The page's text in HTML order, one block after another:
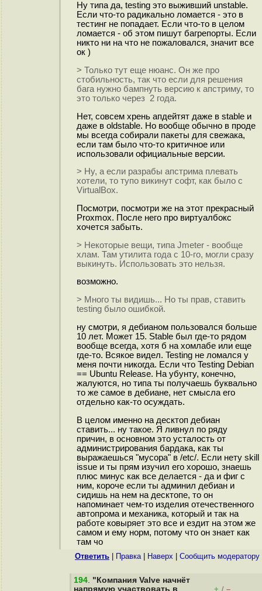
Ну типа да, testing это выживший unstable.
Если что-то радикально ломается - это в
тестинг не попадает. Если что-то в целом
ломается - об этом пишут багрепорты. Если
никто ни на что не пожаловался, значит все
ок )
> Только тут еще нюанс. Он же про
стобильность, так что если для решения
бага нужно бампнуть версию к апстриму, то
это только через 2 года.
Нет, совсем хрень апдейтят даже в stable и
даже в oldstable. Но вообще обычно в проде
мы всегда собирали пакеты для свежака,
если там было что-то критичное или
использовали официальные версии.
> Ну, а если разрабы апстрима плевать
хотели, то тупо викинут софт, как было с
VirtualBox.
Посмотри, посмотри же на этот прекрасный
Proxmox. После него про виртуалбокс
хочется забыть.
> Некоторые вещи, типа Jmeter - вообще
хлам. Там утилита года с 10-го, могли сразу
выкинуть. Использовать это нельзя.
возможно.
> Много ты видишь... Но ты прав, ставить
testing было ошибкой.
ну смотри, я дебианом пользовался больше
10 лет. Может 15. Stable был где-то рядом
вообще всегда, хотя б на хомлабе или еще
где-то. Всякое видел. Testing не ломался у
меня почти никогда. Если что Testing Debian
== Ubuntu Release. На убунту, конечно,
жалуются, но типа ты получаешь буквально
то же самое в дебиане, нет смысла его
отдельно как-то осуждать.
В целом именно на десктоп дебиан
ставить... ну такое. Я ливнул по ряду
причин, в основном это усталость от
администрирования бардака, как ты
выражаешься "мусора" в /etc/. Если нету skill
issue и ты прям изучил его хорошо, знаешь
плюс минус как все делается - да и фиг с
ним, короче если ты админил дебиан и
сидишь на нем на десктопе, то он
напоминает чем-то изделия отечественного
автопрома и механика, который и так на
работе ковыряет это все и ездит на этом же
самом и ему норм, потому что он знает как
там чо
Ответить Правка| Наверх Cообщить модератору
194. "Компания Valve начнёт
напрямую участвовать в
+ / –